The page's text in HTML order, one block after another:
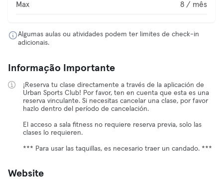
Max 8 / mês
Algumas aulas ou atividades podem ter limites de check-in
adicionais.
Informação Importante
¡Reserva tu clase directamente a través de la aplicación de
Urban Sports Club! Por favor, ten en cuenta que esta es una
reserva vinculante. Si necesitas cancelar una clase, por favor
hazlo dentro del período de cancelación.
El acceso a sala fitness no requiere reserva previa, solo las
clases lo requieren.
*** Para usar las taquillas, es necesario traer un candado. ***
Website